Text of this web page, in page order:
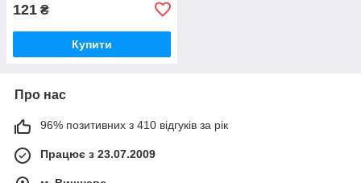
121 ₴
Купити
Про нас
96% позитивних з 410 відгуків за рік
Працює з 23.07.2009